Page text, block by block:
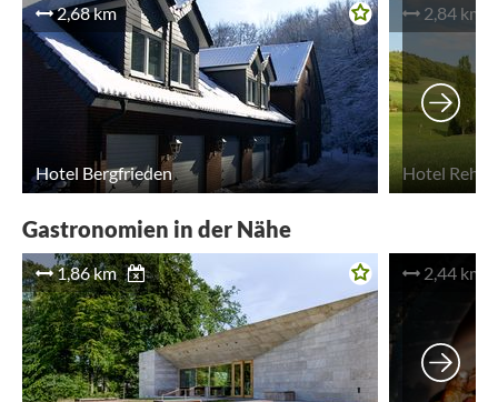
2,68 km
Hotel Bergfrieden
2,84 km
Hotel
Gastronomien in der Nähe
1,86 km 2,44 km